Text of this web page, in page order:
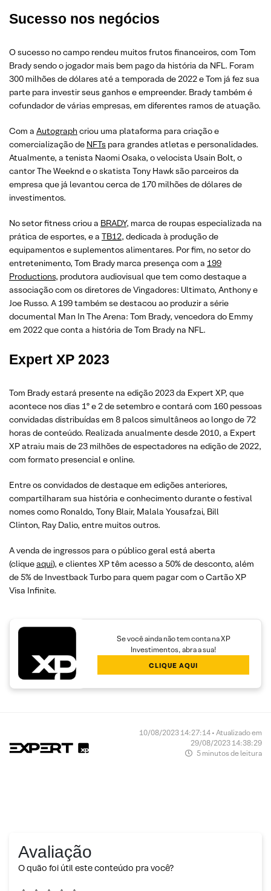
Sucesso nos negócios
O sucesso no campo rendeu muitos frutos financeiros, com Tom
Brady sendo o jogador mais bem pago da história da NFL. Foram
300 milhões de dólares até a temporada de 2022 e Tom já fez sua
parte para investir seus ganhos e empreender. Brady também é
cofundador de várias empresas, em diferentes ramos de atuação.
Com a Autograph criou uma plataforma para criação e
comercialização de NFTs para grandes atletas e personalidades.
Atualmente, a tenista Naomi Osaka, o velocista Usain Bolt, o
cantor The Weeknd e o skatista Tony Hawk são parceiros da
empresa que já levantou cerca de 170 milhões de dólares de
investimentos.
No setor fitness criou a BRADY, marca de roupas especializada na
prática de esportes, e a TB12, dedicada à produção de
equipamentos e suplementos alimentares. Por fim, no setor do
entretenimento, Tom Brady marca presença com a 199
Productions, produtora audiovisual que tem como destaque a
associação com os diretores de Vingadores: Ultimato, Anthony e
Joe Russo. A 199 também se destacou ao produzir a série
documental Man In The Arena: Tom Brady, vencedora do Emmy
em 2022 que conta a história de Tom Brady na NFL.
Expert XP 2023
Tom Brady estará presente na edição 2023 da Expert XP, que
acontece nos dias 1º e 2 de setembro e contará com 160 pessoas
convidadas distribuídas em 8 palcos simultâneos ao longo de 72
horas de conteúdo. Realizada anualmente desde 2010, a Expert
XP atraiu mais de 23 milhões de espectadores na edição de 2022,
com formato presencial e online.
Entre os convidados de destaque em edições anteriores,
compartilharam sua história e conhecimento durante o festival
nomes como Ronaldo, Tony Blair, Malala Yousafzai, Bill
Clinton, Ray Dalio, entre muitos outros.
A venda de ingressos para o público geral está aberta
(cliqueaqui), e clientes XP têm acesso a 50% de desconto, além
de 5% de Investback Turbo para quem pagar com o Cartão XP
Visa Infinite.
Se você ainda não tem conta na XP
Investimentos, abra a sua!
CLIQUE AQUI
10/08/2023 14:27:14 • Atualizado em
29/08/2023 14:38:29
5 minutos de leitura
Avaliação
O quão foi útil este conteúdo pra você?